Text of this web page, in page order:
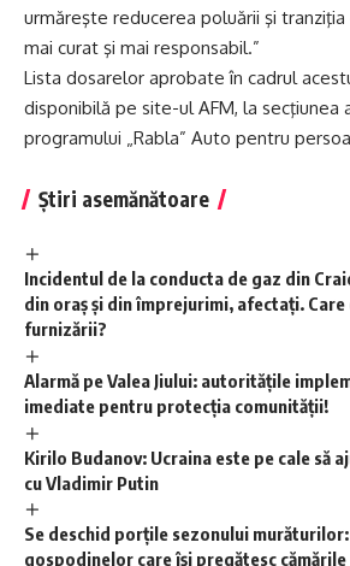
urmăreşte reducerea poluării şi
mai curat şi mai responsabil.”
Lista dosarelor aprobate în cadrul
disponibilă pe site-ul AFM, la secţiunea
programului „Rabla” Auto pentru
Știri asemănătoare
Incidentul de la conducta de gaz din
din oraș și din împrejurimi, afectați.
furnizării?
Alarmă pe Valea Jiului: autoritățile
imediate pentru protecția comunității!
Kirilo Budanov: Ucraina este pe cale să
cu Vladimir Putin
Se deschid porțile sezonului
gospodinelor care își pregătesc